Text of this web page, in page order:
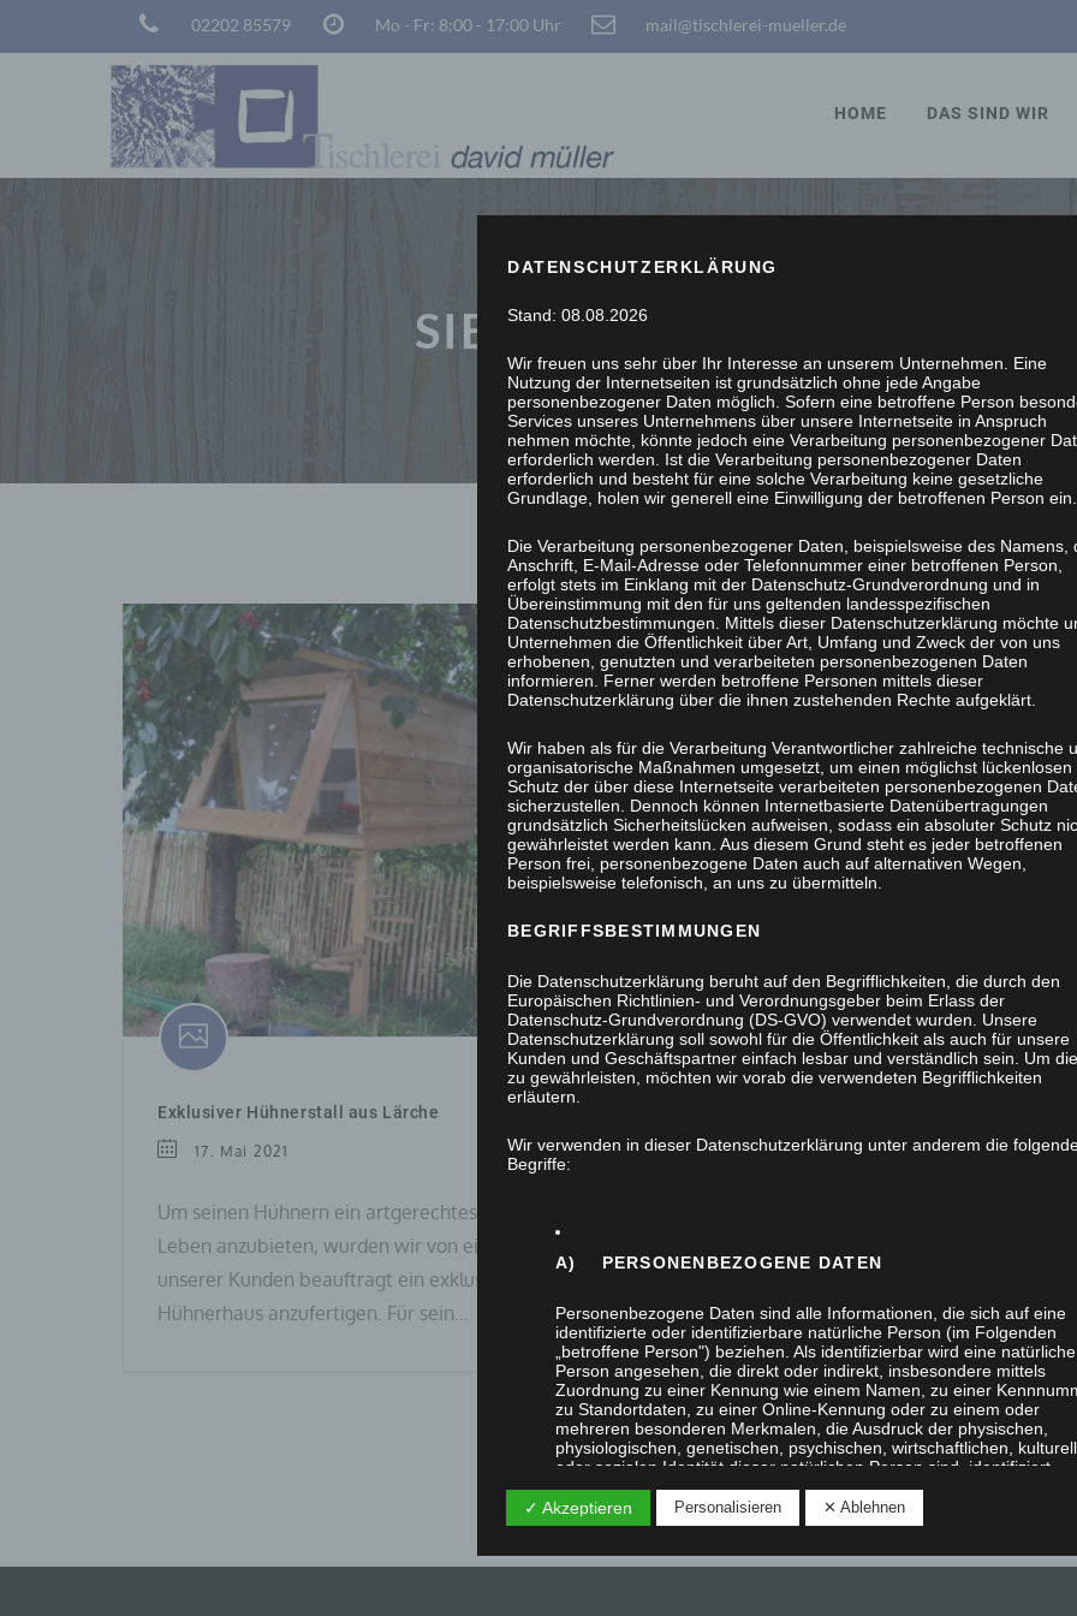
02202 85579 Mo - Fr: 8:00 - 17:00 Uhr mail@tischlerei-mueller.de
HOME DAS SIND WIR
SIE STÖBERN, WIR
Exklusiver Hühnerstall aus Lärche
17. Mai 2021
Um seinen Hühnern ein artgerechtes
Leben anzubieten, wurden wir von einem
unserer Kunden beauftragt ein exklusives
Hühnerhaus anzufertigen. Für sein…
DATENSCHUTZERKLÄRUNG
Stand: 08.08.2026
Wir freuen uns sehr über Ihr Interesse an unserem Unternehmen. Eine
Nutzung der Internetseiten ist grundsätzlich ohne jede Angabe
personenbezogener Daten möglich. Sofern eine betroffene Person
Services unseres Unternehmens über unsere Internetseite in Anspruch
nehmen möchte, könnte jedoch eine Verarbeitung personenbezogener
erforderlich werden. Ist die Verarbeitung personenbezogener Daten
erforderlich und besteht für eine solche Verarbeitung keine gesetzliche
Grundlage, holen wir generell eine Einwilligung der betroffenen Person ein.
Die Verarbeitung personenbezogener Daten, beispielsweise des Namens,
Anschrift, E-Mail-Adresse oder Telefonnummer einer betroffenen Person,
erfolgt stets im Einklang mit der Datenschutz-Grundverordnung und in
Übereinstimmung mit den für uns geltenden landesspezifischen
Datenschutzbestimmungen. Mittels dieser Datenschutzerklärung möchte
Unternehmen die Öffentlichkeit über Art, Umfang und Zweck der von uns
erhobenen, genutzten und verarbeiteten personenbezogenen Daten
informieren. Ferner werden betroffene Personen mittels dieser
Datenschutzerklärung über die ihnen zustehenden Rechte aufgeklärt.
Wir haben als für die Verarbeitung Verantwortlicher zahlreiche technische
organisatorische Maßnahmen umgesetzt, um einen möglichst lückenlosen
Schutz der über diese Internetseite verarbeiteten personenbezogenen
sicherzustellen. Dennoch können Internetbasierte Datenübertragungen
grundsätzlich Sicherheitslücken aufweisen, sodass ein absoluter Schutz
gewährleistet werden kann. Aus diesem Grund steht es jeder betroffenen
Person frei, personenbezogene Daten auch auf alternativen Wegen,
beispielsweise telefonisch, an uns zu übermitteln.
BEGRIFFSBESTIMMUNGEN
Die Datenschutzerklärung beruht auf den Begrifflichkeiten, die durch den
Europäischen Richtlinien- und Verordnungsgeber beim Erlass der
Datenschutz-Grundverordnung (DS-GVO) verwendet wurden. Unsere
Datenschutzerklärung soll sowohl für die Öffentlichkeit als auch für unsere
Kunden und Geschäftspartner einfach lesbar und verständlich sein. Um
zu gewährleisten, möchten wir vorab die verwendeten Begrifflichkeiten
erläutern.
Wir verwenden in dieser Datenschutzerklärung unter anderem die
Begriffe:
A) PERSONENBEZOGENE DATEN
Personenbezogene Daten sind alle Informationen, die sich auf eine
identifizierte oder identifizierbare natürliche Person (im Folgenden
„betroffene Person") beziehen. Als identifizierbar wird eine natürliche
Person angesehen, die direkt oder indirekt, insbesondere mittels
Zuordnung zu einer Kennung wie einem Namen, zu einer
zu Standortdaten, zu einer Online-Kennung oder zu einem oder
mehreren besonderen Merkmalen, die Ausdruck der physischen,
physiologischen, genetischen, psychischen, wirtschaftlichen,
oder sozialen Identität dieser natürlichen Person sind, identifiziert
werden kann.
✓ Akzeptieren Personalisieren ✕ Ablehnen